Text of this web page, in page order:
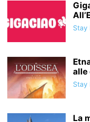
Stay
alle
Stay
La